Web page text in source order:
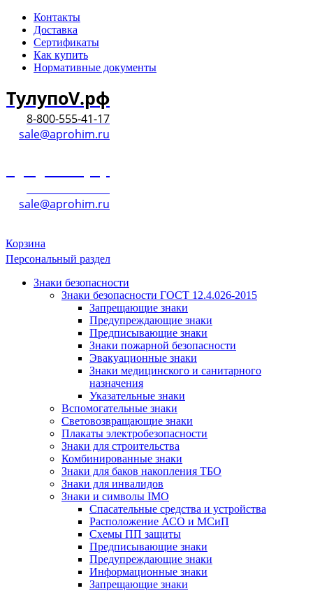
Контакты
Доставка
Сертификаты
Как купить
Нормативные документы
ТулупоV.рф
8-800-555-41-17
sale@aprohim.ru
sale@aprohim.ru
Корзина
Персональный раздел
Знаки безопасности
Знаки безопасности ГОСТ 12.4.026-2015
Запрещающие знаки
Предупреждающие знаки
Предписывающие знаки
Знаки пожарной безопасности
Эвакуационные знаки
Знаки медицинского и санитарного
назначения
Указательные знаки
Вспомогательные знаки
Световозвращающие знаки
Плакаты электробезопасности
Знаки для строительства
Комбинированные знаки
Знаки для баков накопления ТБО
Знаки для инвалидов
Знаки и символы IMO
Спасательные средства и устройства
Расположение АСО и МСиП
Схемы ПП защиты
Предписывающие знаки
Предупреждающие знаки
Информационные знаки
Запрещающие знаки